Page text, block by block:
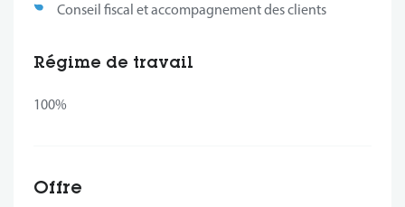
Conseil fiscal et accompagnement des clients
Régime de travail
100%
Offre